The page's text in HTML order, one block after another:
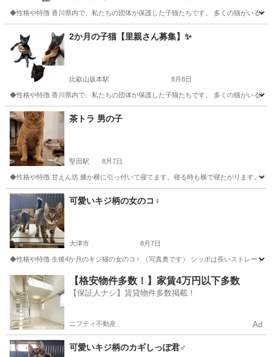
◆性格や特徴 香川県内で、私たちの団体が保護した子猫たちです。 多くの猫がいる
大津市 比叡山坂本駅 猫 健康状態
2か月の子猫【里親さん募集】✨
比叡山坂本駅 8月8日
◆性格や特徴 香川県内で、私たちの団体が保護した子猫たちです。 多くの猫がいる
滋賀 大津市 比叡山坂本駅
茶トラ 男の子
堅田駅 8月7日
◆性格や特徴 甘えん坊 膝か横に引っ付いて寝てます。寝る時も横で寝たがります。
滋賀 大津市 堅田駅 猫
可愛いキジ柄の女のコ♀
大津市 8月7日
◆性格や特徴 生後4か月のキジ猫の女のコ♀ （写真奥です） シッポは長いストレート
滋賀 大津市 猫 ワクチン
【格安物件多数！】家賃4万円以下多数
【保証人ナシ】賃貸物件多数掲載！
ニフティ不動産 Ad
可愛いキジ柄のカギしっぽ君♂